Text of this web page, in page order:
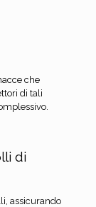
che
di tali
di
assicurando